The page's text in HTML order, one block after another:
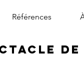
Références